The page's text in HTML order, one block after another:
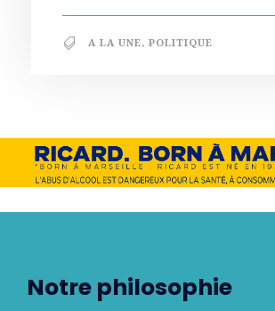
A LA UNE, POLITIQUE
Notre philosophie